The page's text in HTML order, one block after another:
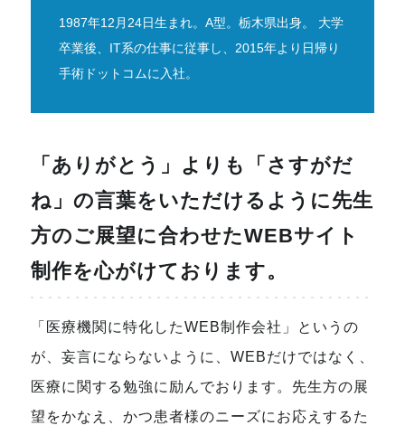
1987年12月24日生まれ。A型。栃木県出身。 大学
卒業後、IT系の仕事に従事し、2015年より日帰り
手術ドットコムに入社。
「ありがとう」よりも「さすがだ
ね」の言葉をいただけるように先生
方のご展望に合わせたWEBサイト
制作を心がけております。
「医療機関に特化したWEB制作会社」というの
が、妄言にならないように、WEBだけではなく、
医療に関する勉強に励んでおります。先生方の展
望をかなえ、かつ患者様のニーズにお応えするた